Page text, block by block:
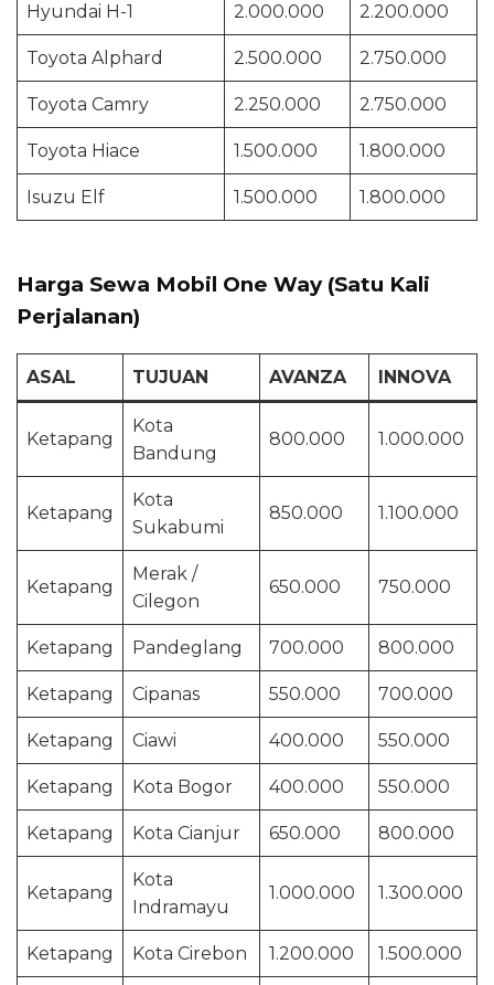
Hyundai H-1 2.000.000 2.200.000
Toyota Alphard 2.500.000 2.750.000
Toyota Camry 2.250.000 2.750.000
Toyota Hiace 1.500.000 1.800.000
Isuzu Elf 1.500.000 1.800.000
Harga Sewa Mobil One Way (Satu Kali
Perjalanan)
ASAL TUJUAN AVANZA INNOVA
Ketapang
Kota
Bandung
800.000 1.000.000
Ketapang
Kota
Sukabumi
850.000 1.100.000
Ketapang
Merak /
Cilegon
650.000 750.000
Ketapang Pandeglang 700.000 800.000
Ketapang Cipanas 550.000 700.000
Ketapang Ciawi 400.000 550.000
Ketapang Kota Bogor 400.000 550.000
Ketapang Kota Cianjur 650.000 800.000
Ketapang
Kota
Indramayu
1.000.000 1.300.000
Ketapang Kota Cirebon 1.200.000 1.500.000